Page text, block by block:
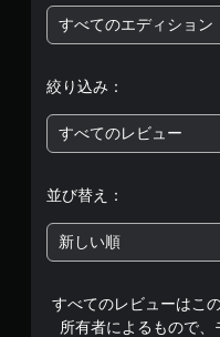
すべてのエディション
絞り込み：
すべてのレビュー
並び替え：
新しい順
すべてのレビューはこ
所有者によるもので